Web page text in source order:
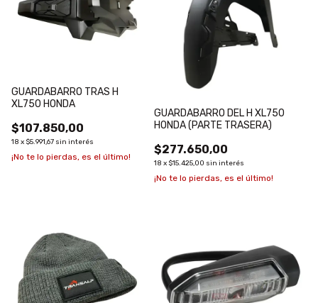
GUARDABARRO TRAS H
XL750 HONDA
$107.850,00
18 x $5.991,67 sin interés
¡No te lo pierdas, es el último!
GUARDABARRO DEL H XL750
HONDA (PARTE TRASERA)
$277.650,00
18 x $15.425,00 sin interés
¡No te lo pierdas, es el último!